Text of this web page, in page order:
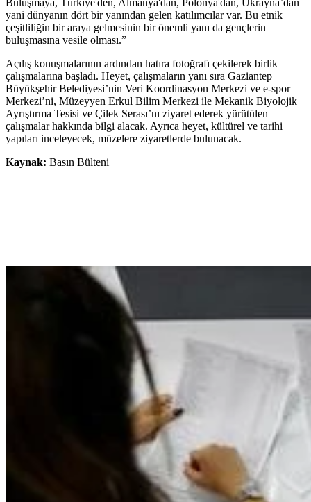
Buluşmaya, Türkiye'den, Almanya'dan, Polonya'dan, Ukrayna’dan
yani dünyanın dört bir yanından gelen katılımcılar var. Bu etnik
çeşitliliğin bir araya gelmesinin bir önemli yanı da gençlerin
buluşmasına vesile olması.”
Açılış konuşmalarının ardından hatıra fotoğrafı çekilerek birlik
çalışmalarına başladı. Heyet, çalışmaların yanı sıra Gaziantep
Büyükşehir Belediyesi’nin Veri Koordinasyon Merkezi ve e-spor
Merkezi’ni, Müzeyyen Erkul Bilim Merkezi ile Mekanik Biyolojik
Ayrıştırma Tesisi ve Çilek Serası’nı ziyaret ederek yürütülen
çalışmalar hakkında bilgi alacak. Ayrıca heyet, kültürel ve tarihi
yapıları inceleyecek, müzelere ziyaretlerde bulunacak.
Kaynak: Basın Bülteni